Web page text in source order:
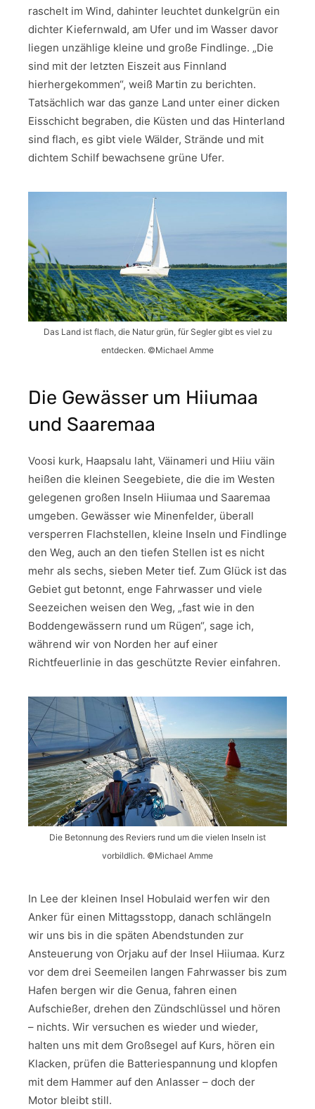
raschelt im Wind, dahinter leuchtet dunkelgrün ein
dichter Kiefernwald, am Ufer und im Wasser davor
liegen unzählige kleine und große Findlinge. „Die
sind mit der letzten Eiszeit aus Finnland
hierhergekommen“, weiß Martin zu berichten.
Tatsächlich war das ganze Land unter einer dicken
Eisschicht begraben, die Küsten und das Hinterland
sind flach, es gibt viele Wälder, Strände und mit
dichtem Schilf bewachsene grüne Ufer.
Das Land ist flach, die Natur grün, für Segler gibt es viel zu
entdecken. ©Michael Amme
Die Gewässer um Hiiumaa
und Saaremaa
Voosi kurk, Haapsalu laht, Väinameri und Hiiu väin
heißen die kleinen Seegebiete, die die im Westen
gelegenen großen Inseln Hiiumaa und Saaremaa
umgeben. Gewässer wie Minenfelder, überall
versperren Flachstellen, kleine Inseln und Findlinge
den Weg, auch an den tiefen Stellen ist es nicht
mehr als sechs, sieben Meter tief. Zum Glück ist das
Gebiet gut betonnt, enge Fahrwasser und viele
Seezeichen weisen den Weg, „fast wie in den
Boddengewässern rund um Rügen“, sage ich,
während wir von Norden her auf einer
Richtfeuerlinie in das geschützte Revier einfahren.
Die Betonnung des Reviers rund um die vielen Inseln ist
vorbildlich. ©Michael Amme
In Lee der kleinen Insel Hobulaid werfen wir den
Anker für einen Mittagsstopp, danach schlängeln
wir uns bis in die späten Abendstunden zur
Ansteuerung von Orjaku auf der Insel Hiiumaa. Kurz
vor dem drei Seemeilen langen Fahrwasser bis zum
Hafen bergen wir die Genua, fahren einen
Aufschießer, drehen den Zündschlüssel und hören
– nichts. Wir versuchen es wieder und wieder,
halten uns mit dem Großsegel auf Kurs, hören ein
Klacken, prüfen die Batteriespannung und klopfen
mit dem Hammer auf den Anlasser – doch der
Motor bleibt still.